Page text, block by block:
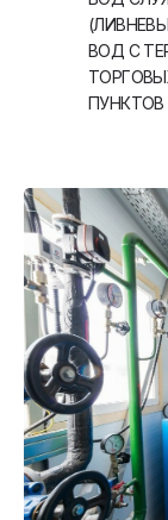
ВОД С
ПУНКТОВ